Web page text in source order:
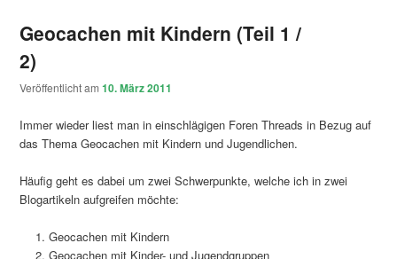
Geocachen mit Kindern (Teil 1 /
2)
Veröffentlicht am10. März 2011
Immer wieder liest man in einschlägigen Foren Threads in Bezug auf
das Thema Geocachen mit Kindern und Jugendlichen.
Häufig geht es dabei um zwei Schwerpunkte, welche ich in zwei
Blogartikeln aufgreifen möchte:
Geocachen mit Kindern
Geocachen mit Kinder- und Jugendgruppen